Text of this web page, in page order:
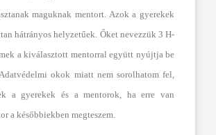
maguknak mentort. Azok a gyerekek
hátrányos helyzetűek. Őket nevezzük 3 H-
a kiválasztott mentorral együtt nyújtja be
okok miatt nem sorolhatom fel,
a gyerekek és a mentorok, ha erre van
a későbbiekben megteszem.